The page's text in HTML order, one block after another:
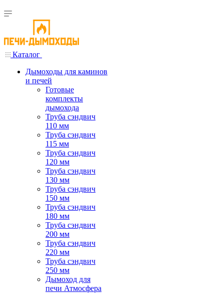
Каталог
Дымоходы для каминов
и печей
Готовые
комплекты
дымохода
Труба сэндвич
110 мм
Труба сэндвич
115 мм
Труба сэндвич
120 мм
Труба сэндвич
130 мм
Труба сэндвич
150 мм
Труба сэндвич
180 мм
Труба сэндвич
200 мм
Труба сэндвич
220 мм
Труба сэндвич
250 мм
Дымоход для
печи Атмосфера